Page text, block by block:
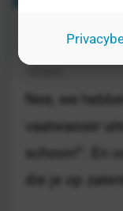
12 juni
Nee, we
vaatwasser
schoon!". En
die je op